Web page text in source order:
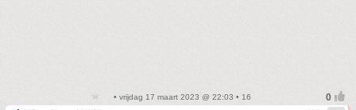
• vrijdag 17 maart 2023 @ 22:03 • 16